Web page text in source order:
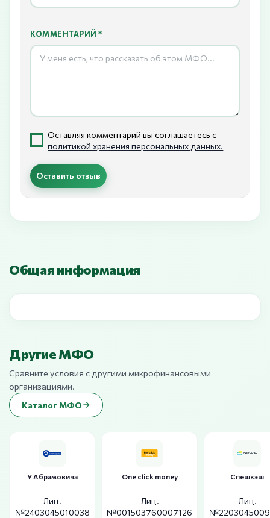
КОММЕНТАРИЙ *
Оставляя комментарий вы соглашаетесь с
политикой хранения персональных данных.
Оставить отзыв
Общая информация
Другие МФО
Сравните условия с другими микрофинансовыми
организациями.
Каталог МФО
У Абрамовича
Лиц.
№2403045010038
One click money
Лиц.
№001503760007126
Спешкэш
Лиц.